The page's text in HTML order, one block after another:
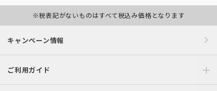
※税表記がないものはすべて税込み価格となります
キャンペーン情報
ご利用ガイド